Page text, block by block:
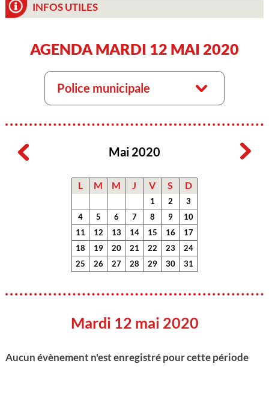
INFOS UTILES
AGENDA MARDI 12 MAI 2020
Police municipale
Mai 2020
L M M J V S D
1 2
3
4
5 6 7 8 9
10
11
12 13 14 15 16
17
18
19 20 21 22 23
24
25
26 27 28 29 30 31
Mardi 12 mai 2020
Aucun évènement n'est enregistré pour cette période